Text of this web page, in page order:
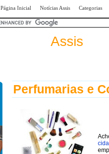
Página Inicial Notícias Assis Categorias
Assis
Perfumarias e